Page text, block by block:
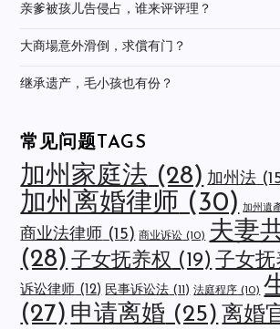
亲爹被孩儿告侵占，谁来评评理？
大商場意外滑倒，求償有门？
继承遗产，毛小孩也有份？
常见问题TAGS
加州家庭法 (28) 加州法
加州离婚律师 (30) 加州遺
商业法律师 (15) 商业诉讼 (10) 夫妻
(28) 子女抚养权 (19) 子女抚
诉讼律师 (12) 民事诉讼法 (11) 法庭程序 (10)
(27) 申请离婚 (25) 离婚